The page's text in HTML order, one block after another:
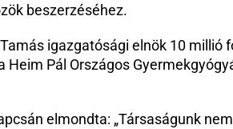
beszerzéséhez.
igazgatósági elnök 10 millió
Pál Országos
elmondta: „Társaságunk